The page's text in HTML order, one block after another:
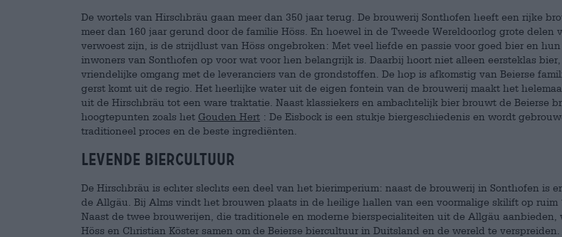
De wortels van Hirschbräu gaan meer dan 350 jaar terug. De brouwerij Sonthofen heeft een rijke
meer dan 160 jaar gerund door de familie Höss. En hoewel in de Tweede Wereldoorlog grote delen
verwoest zijn, is de strijdlust van Höss ongebroken: Met veel liefde en passie voor goed bier en
inwoners van Sonthofen op voor wat voor hen belangrijk is. Daarbij hoort niet alleen eersteklas bier,
vriendelijke omgang met de leveranciers van de grondstoffen. De hop is afkomstig van Beierse
gerst komt uit de regio. Het heerlijke water uit de eigen fontein van de brouwerij maakt het
uit de Hirschbräu tot een ware traktatie. Naast klassiekers en ambachtelijk bier brouwt de Beierse
hoogtepunten zoals het Gouden Hert : De Eisbock is een stukje biergeschiedenis en wordt
traditioneel proces en de beste ingrediënten.
Levende biercultuur
De Hirschbräu is echter slechts een deel van het bierimperium: naast de brouwerij in Sonthofen is
de Allgäu. Bij Alms vindt het brouwen plaats in de heilige hallen van een voormalige skilift op ruim
Naast de twee brouwerijen, die traditionele en moderne bierspecialiteiten uit de Allgäu aanbieden,
Höss en Christian Köster samen om de Beierse biercultuur in Duitsland en de wereld te verspreiden.